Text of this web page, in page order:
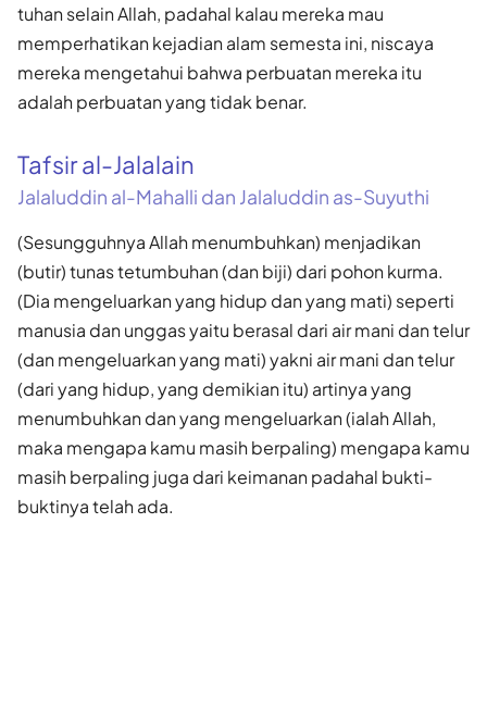
tuhan selain Allah, padahal kalau mereka mau
memperhatikan kejadian alam semesta ini, niscaya
mereka mengetahui bahwa perbuatan mereka itu
adalah perbuatan yang tidak benar.
Tafsir al-Jalalain
Jalaluddin al-Mahalli dan Jalaluddin as-Suyuthi
(Sesungguhnya Allah menumbuhkan) menjadikan
(butir) tunas tetumbuhan (dan biji) dari pohon kurma.
(Dia mengeluarkan yang hidup dan yang mati) seperti
manusia dan unggas yaitu berasal dari air mani dan telur
(dan mengeluarkan yang mati) yakni air mani dan telur
(dari yang hidup, yang demikian itu) artinya yang
menumbuhkan dan yang mengeluarkan (ialah Allah,
maka mengapa kamu masih berpaling) mengapa kamu
masih berpaling juga dari keimanan padahal bukti-
buktinya telah ada.